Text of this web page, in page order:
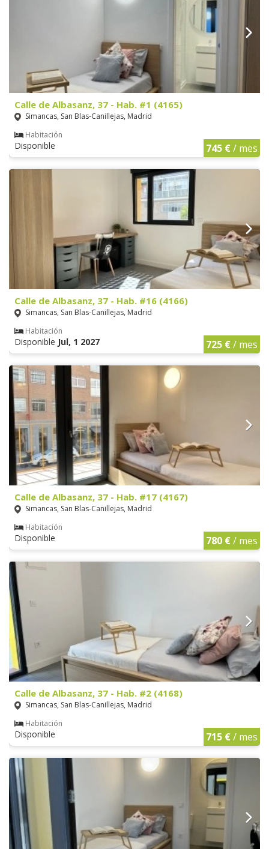
Calle de Albasanz, 37 - Hab. #1 (4165)
Simancas, San Blas-Canillejas, Madrid
Habitación
Disponible 745 €/ mes
Calle de Albasanz, 37 - Hab. #16 (4166)
Simancas, San Blas-Canillejas, Madrid
Habitación
Disponible Jul, 1 2027 725 €/ mes
Calle de Albasanz, 37 - Hab. #17 (4167)
Simancas, San Blas-Canillejas, Madrid
Habitación
Disponible 780 €/ mes
Calle de Albasanz, 37 - Hab. #2 (4168)
Simancas, San Blas-Canillejas, Madrid
Habitación
Disponible 715 €/ mes